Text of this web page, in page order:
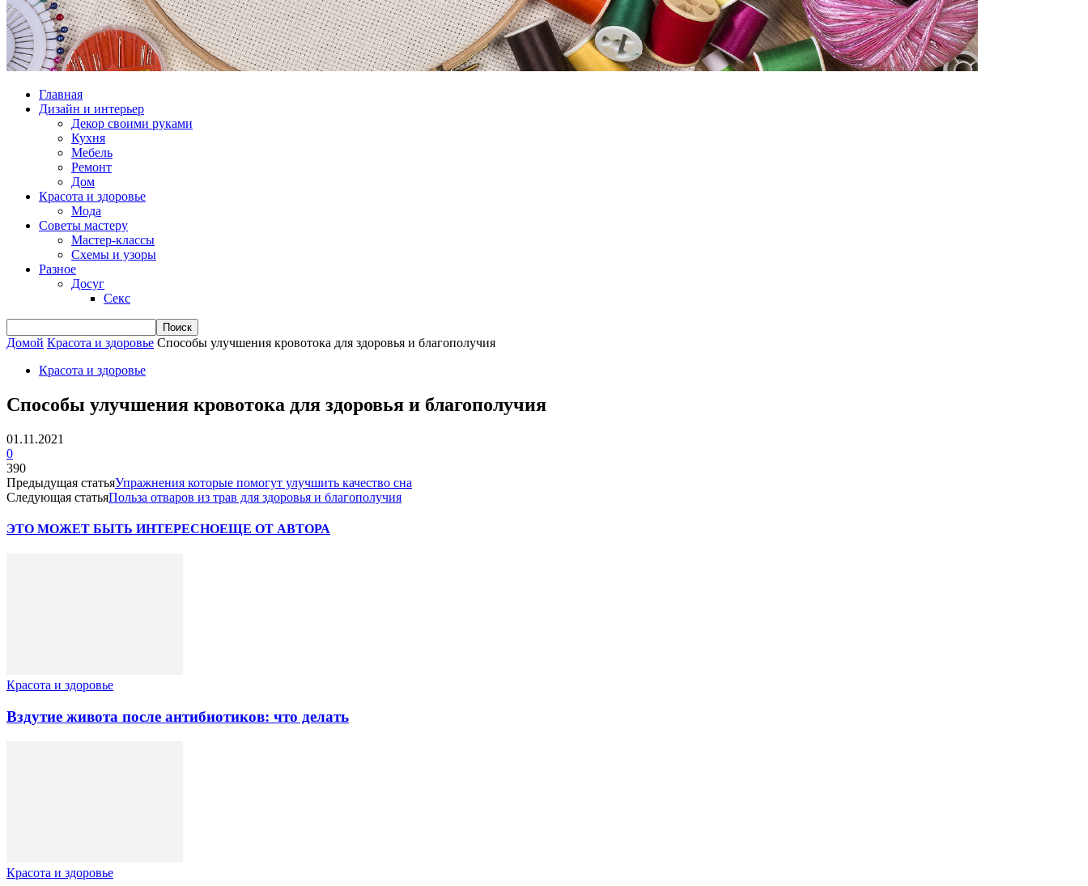
Главная
Дизайн и интерьер
Декор своими руками
Кухня
Мебель
Ремонт
Дом
Красота и здоровье
Мода
Советы мастеру
Мастер-классы
Схемы и узоры
Разное
Досуг
Секс
Домой Красота и здоровье Способы улучшения кровотока для здоровья и благополучия
Красота и здоровье
Способы улучшения кровотока для здоровья и благополучия
01.11.2021
0
390
Предыдущая статьяУпражнения которые помогут улучшить качество сна
Следующая статьяПольза отваров из трав для здоровья и благополучия
ЭТО МОЖЕТ БЫТЬ ИНТЕРЕСНОЕЩЕ ОТ АВТОРА
Красота и здоровье
Вздутие живота после антибиотиков: что делать
Красота и здоровье